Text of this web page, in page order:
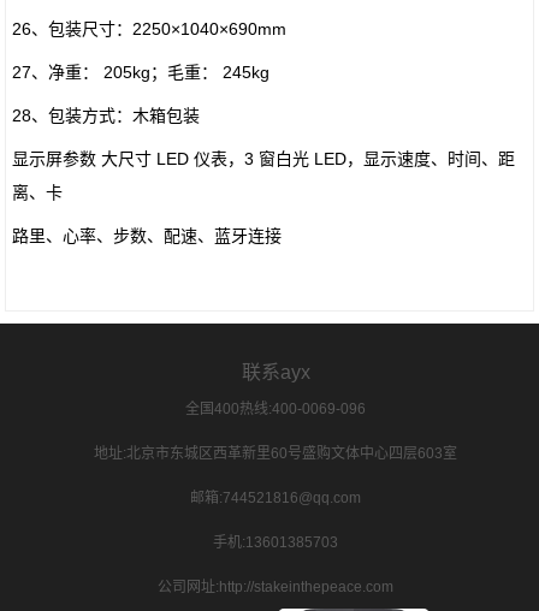
26、包装尺寸：2250×1040×690mm
27、净重： 205kg；毛重： 245kg
28、包装方式：木箱包装
显示屏参数 大尺寸 LED 仪表，3 窗白光 LED，显示速度、时间、距
离、卡
路里、心率、步数、配速、蓝牙连接
联系ayx
全国400热线:400-0069-096
地址:北京市东城区西革新里60号盛购文体中心四层603室
邮箱:744521816@qq.com
手机:13601385703
公司网址:http://stakeinthepeace.com